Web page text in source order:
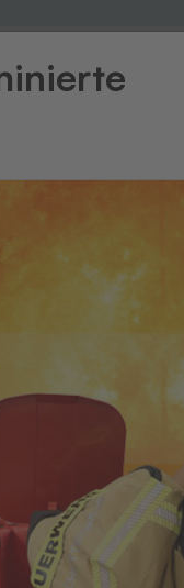
UHF-Lesesysteme
Verschiedene
inkl. Hubwagen